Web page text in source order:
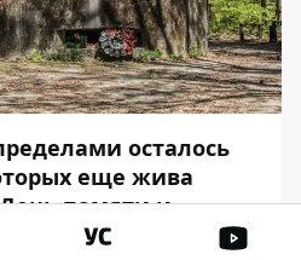
осталось
еще жива
памяти и
к